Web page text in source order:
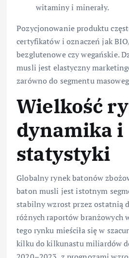
witaminy i minerały.
Pozycjonowanie produktu
certyfikatów i oznaczeń jak
bezglutenowe czy wegańskie.
musli jest elastyczny
zarówno do segmentu
Wielkość
dynamika i
statystyki
Globalny rynek batonów
baton musli jest istotnym
stabilny wzrost przez ostatnią
różnych raportów branżowych
tego rynku mieściła się w
kilku do kilkunastu miliardów